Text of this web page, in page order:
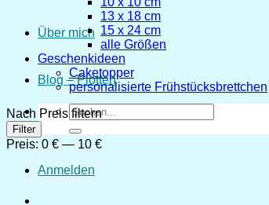
Über mich
Blog – Plotten
Suchen
nach:
Anmelden
13 x 18 cm
15 x 24 cm
alle Größen
Geschenkideen
Caketopper
personalisierte Frühstücksbrettchen
Nach Preis filtern
Min.
Preis
Max.
Preis
Filter
Preis: 0 € — 10 €